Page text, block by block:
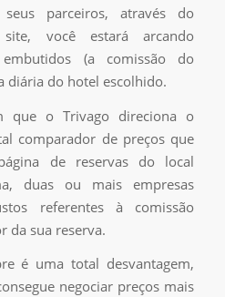
parceiros, através do
você estará arcando
(a comissão do
diária do hotel escolhido.
que o Trivago direciona o
comparador de preços que
de reservas do local
duas ou mais empresas
referentes à comissão
da sua reserva.
é uma total desvantagem,
negociar preços mais